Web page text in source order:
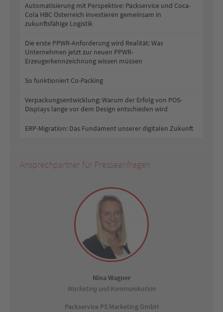
Automatisierung mit Perspektive: Packservice und Coca-
Cola HBC Österreich investieren gemeinsam in
zukunftsfähige Logistik
Die erste PPWR-Anforderung wird Realität: Was
Unternehmen jetzt zur neuen PPWR-
Erzeugerkennzeichnung wissen müssen
So funktioniert Co-Packing
Verpackungsentwicklung: Warum der Erfolg von POS-
Displays lange vor dem Design entschieden wird
ERP-Migration: Das Fundament unserer digitalen Zukunft
Ansprechpartner für Presseanfragen
Nina Wagner
Marketing und Kommunikation
Packservice PS Marketing GmbH